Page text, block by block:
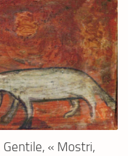
Gentile, « Mostri,